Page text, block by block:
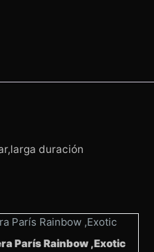
duración
París Rainbow ,Exotic